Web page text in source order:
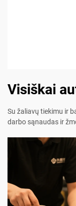
Visiškai
Su žaliavų tiekimu ir
darbo sąnaudas ir